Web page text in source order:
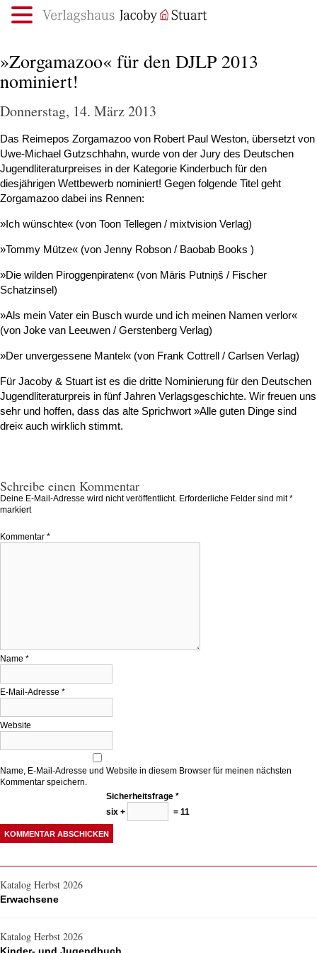
»Zorgamazoo« für den DJLP 2013
nominiert!
Donnerstag, 14. März 2013
Das Reimepos Zorgamazoo von Robert Paul Weston, übersetzt von
Uwe-Michael Gutzschhahn, wurde von der Jury des Deutschen
Jugendliteraturpreises in der Kategorie Kinderbuch für den
diesjährigen Wettbewerb nominiert! Gegen folgende Titel geht
Zorgamazoo dabei ins Rennen:
»Ich wünschte« (von Toon Tellegen / mixtvision Verlag)
»Tommy Mütze« (von Jenny Robson / Baobab Books )
»Die wilden Piroggenpiraten« (von Māris Putniņš / Fischer
Schatzinsel)
»Als mein Vater ein Busch wurde und ich meinen Namen verlor«
(von Joke van Leeuwen / Gerstenberg Verlag)
»Der unvergessene Mantel« (von Frank Cottrell / Carlsen Verlag)
Für Jacoby & Stuart ist es die dritte Nominierung für den Deutschen
Jugendliteraturpreis in fünf Jahren Verlagsgeschichte. Wir freuen uns
sehr und hoffen, dass das alte Sprichwort »Alle guten Dinge sind
drei« auch wirklich stimmt.
Schreibe einen Kommentar
Deine E-Mail-Adresse wird nicht veröffentlicht. Erforderliche Felder sind mit*
markiert
Kommentar *
Name *
E-Mail-Adresse *
Website
Name, E-Mail-Adresse und Website in diesem Browser für meinen nächsten
Kommentar speichern.
Sicherheitsfrage *
six +
= 11
Katalog Herbst 2026
Erwachsene
Katalog Herbst 2026